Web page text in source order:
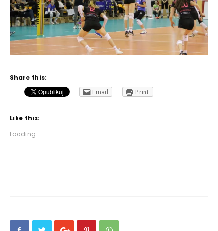
Share this:
Email
Print
Like this:
Loading...